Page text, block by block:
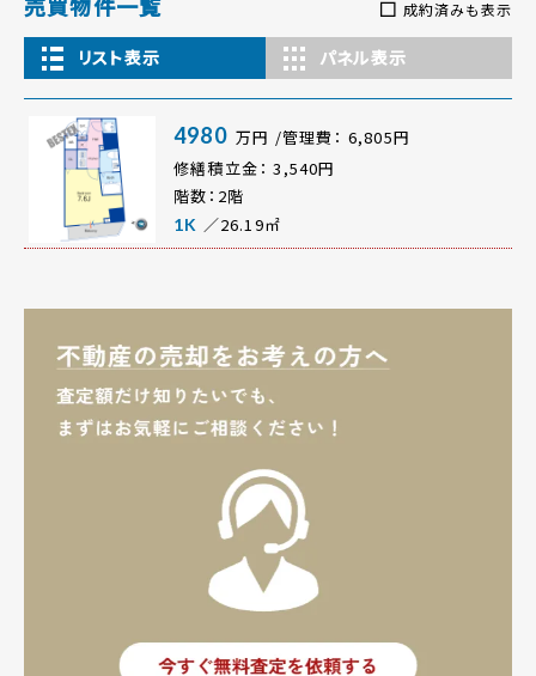
売買物件一覧 成約済みも表示
リスト表示 パネル表示
4980 万円 /管理費： 6,805円
修繕積立金： 3,540円
階数：2階
1K ／26.19㎡